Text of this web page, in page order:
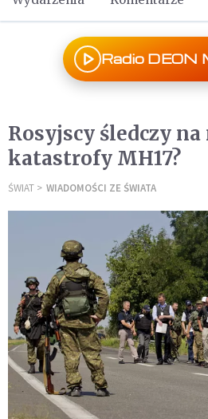
Radio DEON
Rosyjscy śledczy
katastrofy MH17?
ŚWIAT WIADOMOŚCI ZE ŚWIATA